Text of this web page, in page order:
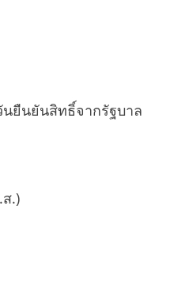
นยืนยันสิทธิ์จากรัฐบาล
.)